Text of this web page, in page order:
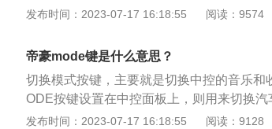
意思为模式或者方向的意思，在车上mode
用来收音机调频、收音机调幅、CD或者U盘
区域：如果mode按键在中控台空调控制区
式，一般在吹脚、吹头以及吹风挡这几个模
功能也不同。
发布时间：2023-07-17 16:18:55 阅读：9574
帝豪mode键是什么意思？
切换模式按键，主要就是切换中控的音乐和
ODE按键设置在中控面板上，则用来切换
方向盘上，则用来切换多媒体模式，一般在
发布时间：2023-07-17 16:18:55 阅读：9128